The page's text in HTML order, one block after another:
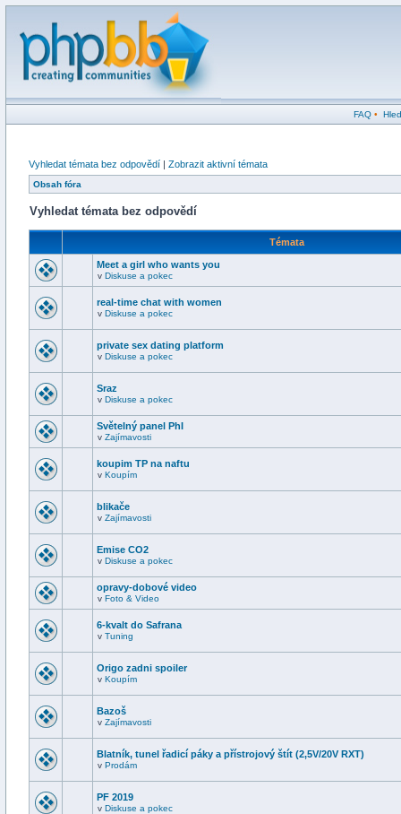
FAQ•
Vyhledat témata bez odpovědí | Zobrazit aktivní témata
Obsah fóra
Vyhledat témata bez odpovědí
Témata
Meet a girl who wants you
v Diskuse a pokec
real-time chat with women
v Diskuse a pokec
private sex dating platform
v Diskuse a pokec
Sraz
v Diskuse a pokec
Světelný panel PhI
v Zajímavosti
koupim TP na naftu
v Koupím
blikače
v Zajímavosti
Emise CO2
v Diskuse a pokec
opravy-dobové video
v Foto & Video
6-kvalt do Safrana
v Tuning
Origo zadni spoiler
v Koupím
Bazoš
v Zajímavosti
Blatník, tunel řadicí páky a přístrojový štít (2,5V/20V RXT)
v Prodám
PF 2019
v Diskuse a pokec